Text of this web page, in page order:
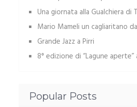
Una giornata alla Gualchiera di
Mario Mameli un cagliaritano
Grande Jazz a Pirri
8° edizione di “Lagune
Popular Posts